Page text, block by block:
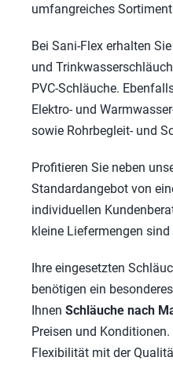
umfangreiches
Bei Sani-Flex erhalten
und
PVC-Schläuche.
Elektro- und
sowie Rohrbegleit- und
Profitieren Sie neben
Standardangebot von
individuellen
kleine Liefermengen
Ihre eingesetzten
benötigen ein
Ihnen Schläuche nach
Preisen und
Flexibilität mit der